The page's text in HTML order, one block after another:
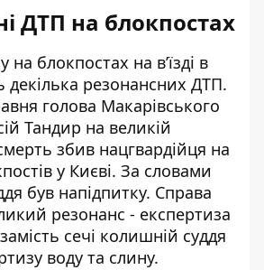
ДТП на блокпостах
на блокпостах на в’їзді в
декілька резонансних ДТП.
голова Макарівського
Тандир на великій
збив нацгвардійця на
у Києві. За словами
був напідпитку. Справа
резонанс - експертиза
замість сечі колишній суддя
воду та слину.